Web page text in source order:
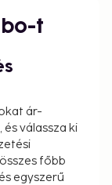
t
ár-
válassza ki
főbb
egyszerű